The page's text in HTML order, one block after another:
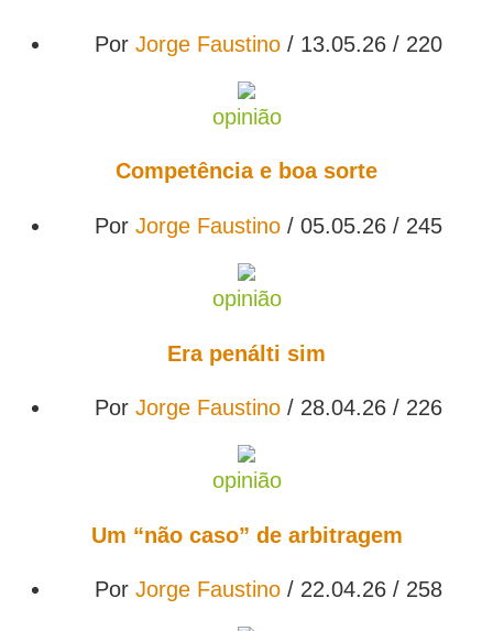
Por Jorge Faustino / 13.05.26 / 220
opinião
Competência e boa sorte
Por Jorge Faustino / 05.05.26 / 245
opinião
Era penálti sim
Por Jorge Faustino / 28.04.26 / 226
opinião
Um “não caso” de arbitragem
Por Jorge Faustino / 22.04.26 / 258